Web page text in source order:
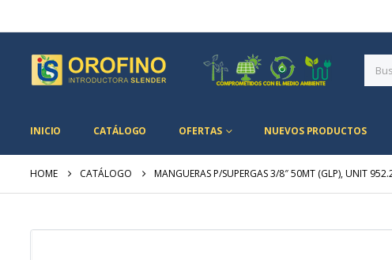
INICIO CATÁLOGO OFERTAS NUEVOS PRODUCTOS
HOME CATÁLOGO MANGUERAS P/SUPERGAS 3/8″ 50MT (GLP), UNIT